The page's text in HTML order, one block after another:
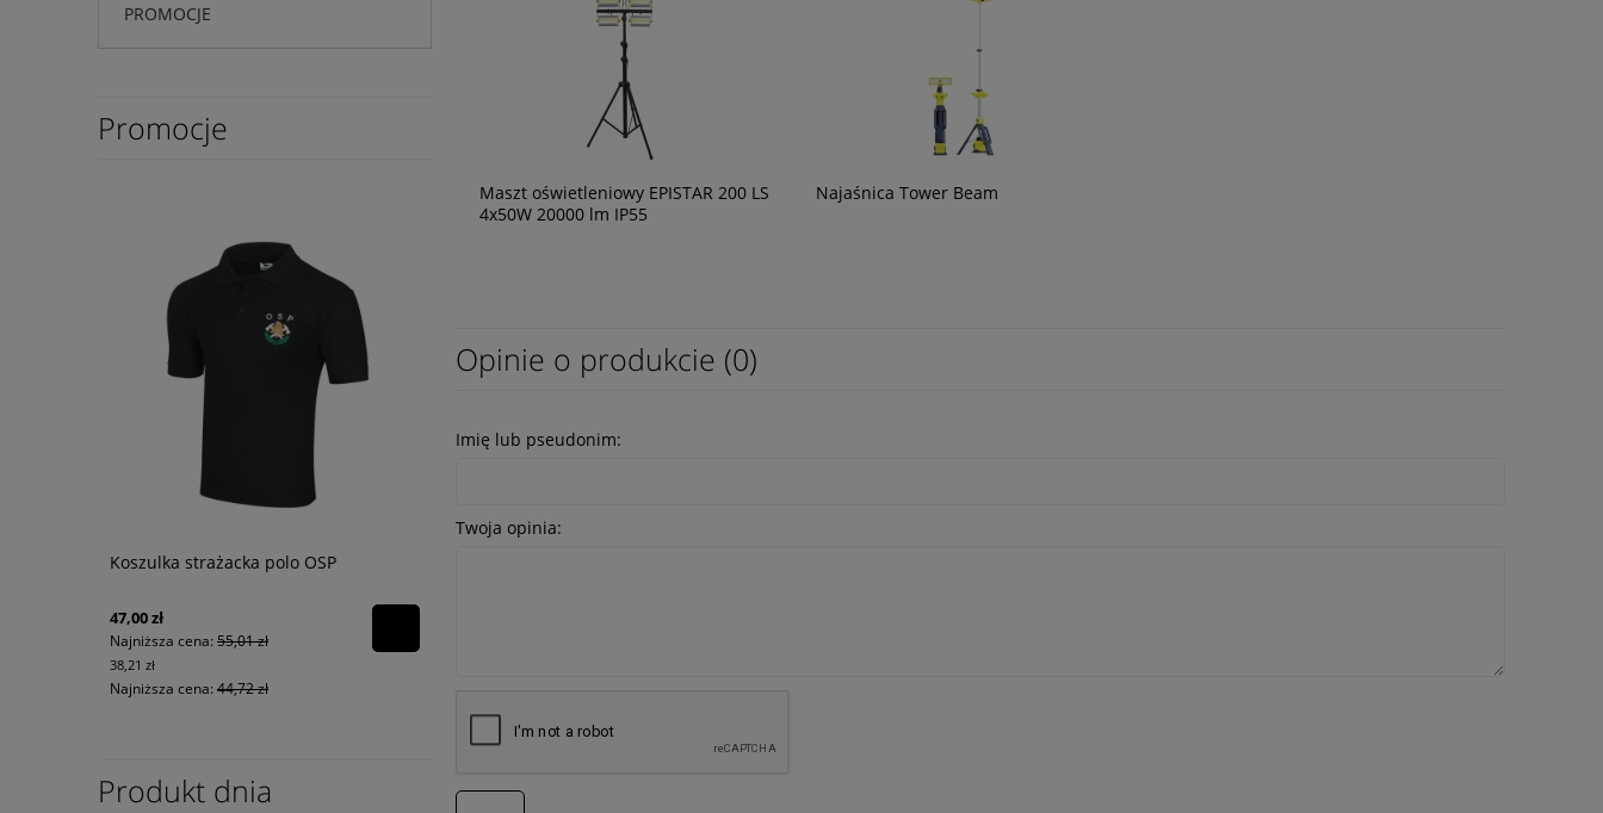
PROMOCJE
Promocje
Koszulka strażacka polo OSP
47,00 zł
Najniższa cena: 55,01 zł
38,21 zł
Najniższa cena: 44,72 zł
Produkt dnia
Maszt oświetleniowy EPISTAR 200 LS
4x50W 20000 lm IP55
Najaśnica Tower Beam
Opinie o produkcie (0)
Imię lub pseudonim:
Twoja opinia: